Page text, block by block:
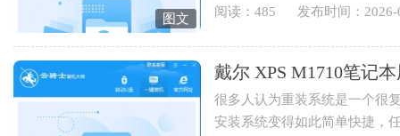
图文
Inspiron 640m笔记本用云骑士
阅读：485 发布时间：2026-
戴尔 XPS M1710笔记
很多人认为重装系统是一个很
安装系统变得如此简单快捷，